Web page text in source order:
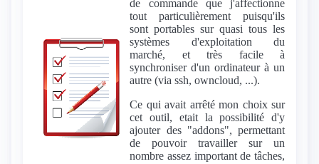
de commande que j'affectionne
tout particulièrement puisqu'ils
sont portables sur quasi tous les
systèmes d'exploitation du
marché, et très facile à
synchroniser d'un ordinateur à un
autre (via ssh, owncloud, ...).
Ce qui avait arrêté mon choix sur
cet outil, etait la possibilité d'y
ajouter des "addons", permettant
de pouvoir travailler sur un
nombre assez important de tâches,